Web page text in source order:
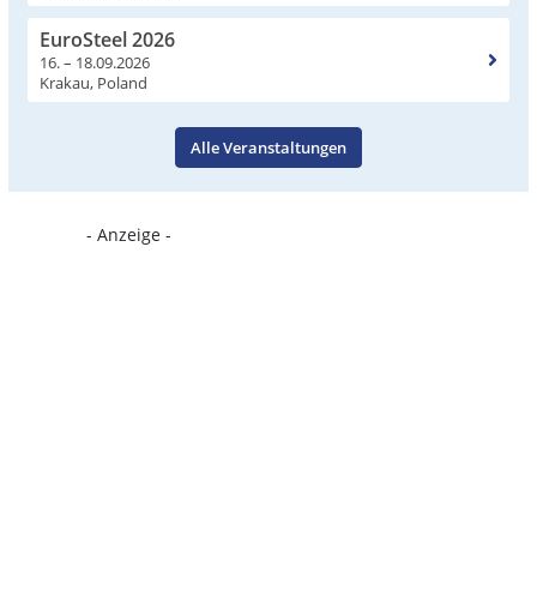
EuroSteel 2026
16. – 18.09.2026
Krakau, Poland
Alle Veranstaltungen
- Anzeige -